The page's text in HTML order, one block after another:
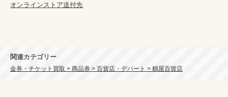
オンラインストア送付先
関連カテゴリー
金券・チケット買取 > 商品券 > 百貨店・デパート > 鶴屋百貨店